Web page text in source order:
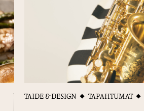
TAIDE & DESIGN TAPAHTUMAT